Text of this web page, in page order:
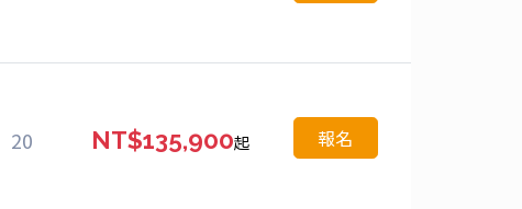
20 NT$135,900起 報名